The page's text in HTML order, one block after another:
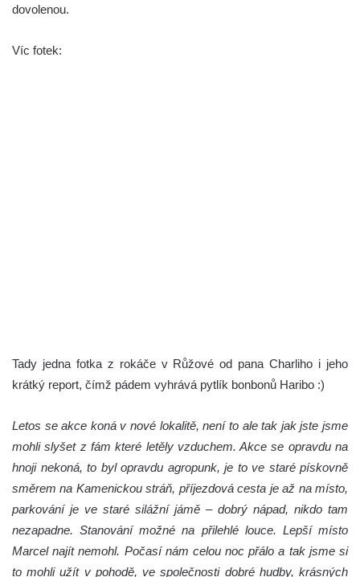
dovolenou.
Víc fotek:
Tady jedna fotka z rokáče v Růžové od pana Charliho i jeho
krátký report, čímž pádem vyhrává pytlík bonbonů Haribo :)
Letos se akce koná v nové lokalitě, není to ale tak jak jste jsme
mohli slyšet z fám které letěly vzduchem. Akce se opravdu na
hnoji nekoná, to byl opravdu agropunk, je to ve staré pískovně
směrem na Kamenickou stráň, příjezdová cesta je až na místo,
parkování je ve staré silážní jámě – dobrý nápad, nikdo tam
nezapadne. Stanování možné na přilehlé louce. Lepší místo
Marcel najít nemohl. Počasí nám celou noc přálo a tak jsme si
to mohli užít v pohodě, ve společnosti dobré hudby, krásných